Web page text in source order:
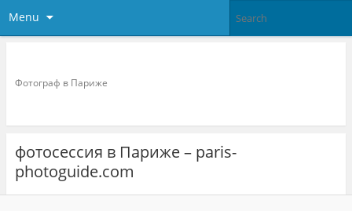
Menu
Фотограф в Париже
фотосессия в Париже – paris-
photoguide.com